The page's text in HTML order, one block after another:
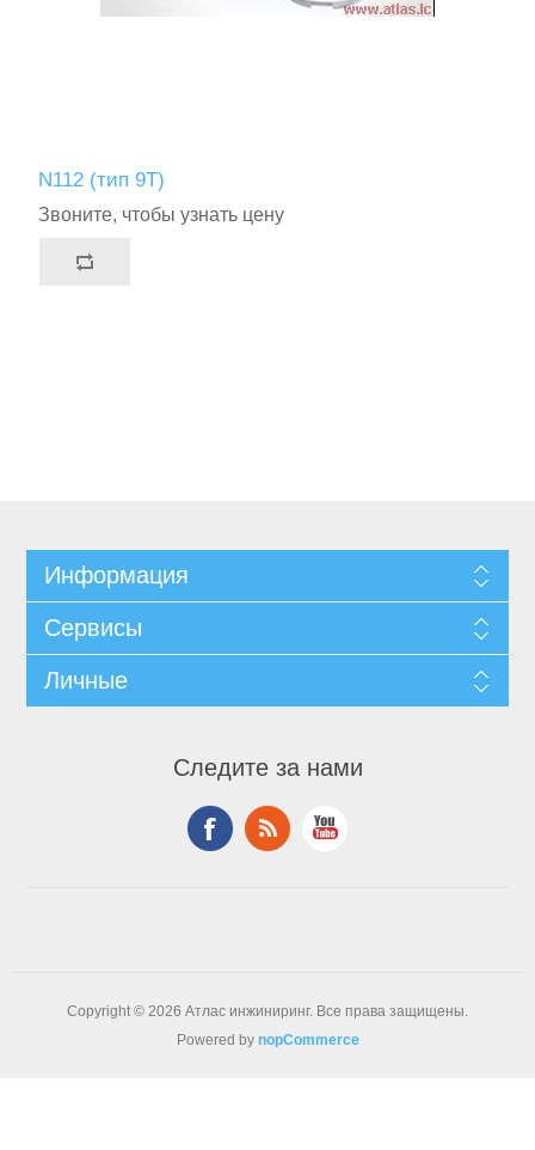
N112 (тип 9T)
Звоните, чтобы узнать цену
Информация
Сервисы
Личные
Следите за нами
Copyright © 2026 Атлас инжиниринг. Все права защищены.
Powered by nopCommerce